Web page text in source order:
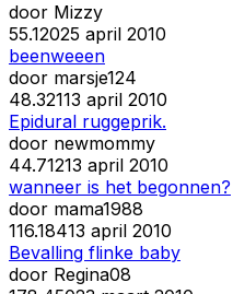
door Mizzy
55.12025 april 2010
beenweeen
door marsje124
48.32113 april 2010
Epidural ruggeprik.
door newmommy
44.71213 april 2010
wanneer is het begonnen?
door mama1988
116.18413 april 2010
Bevalling flinke baby
door Regina08